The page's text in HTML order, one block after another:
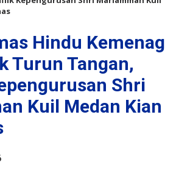
Hindu Kemenag
Turun Tangan,
Shri
Kuil Medan Kian